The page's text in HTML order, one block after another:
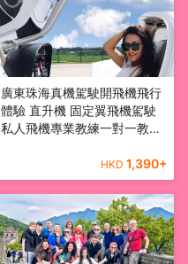
廣東珠海真機駕駛開飛機飛行
體驗 直升機 固定翼飛機駕駛
私人飛機專業教練一對一教學
HKD 1,390+